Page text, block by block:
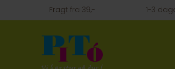
Fragt fra 39,- 1-3